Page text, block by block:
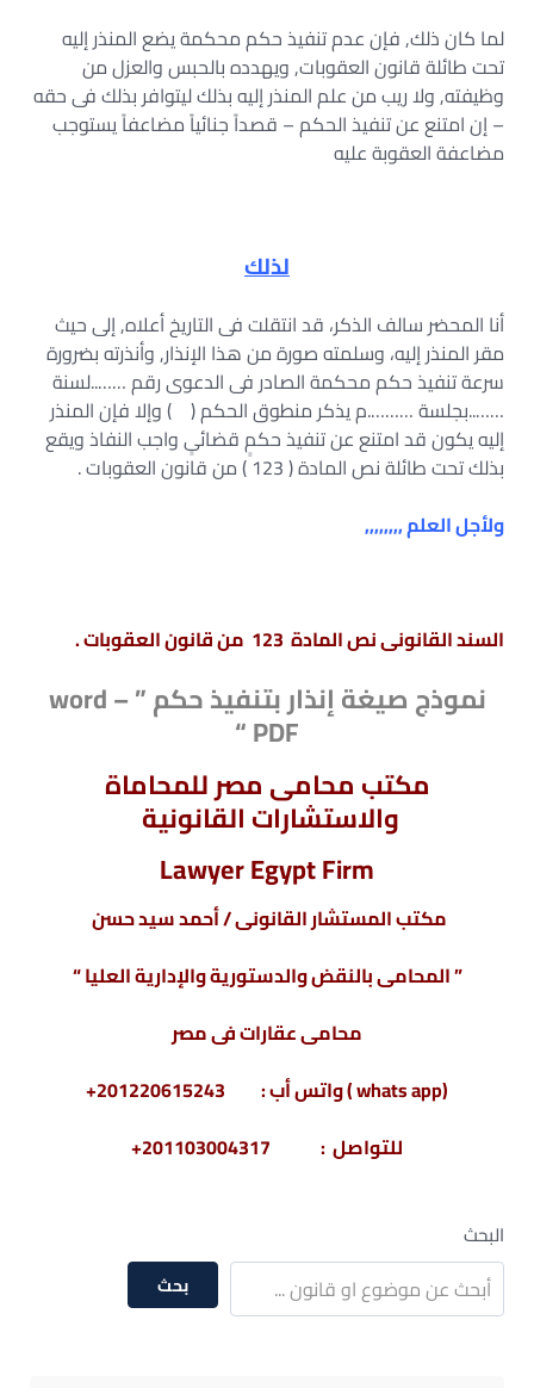
لما كان ذلك, فإن عدم تنفيذ حكم محكمة يضع المنذر إليه
تحت طائلة قانون العقوبات, ويهدده بالحبس والعزل من
وظيفته, ولا ريب من علم المنذر إليه بذلك ليتوافر بذلك فى حقه
– إن امتنع عن تنفيذ الحكم – قصداً جنائياً مضاعفاً يستوجب
مضاعفة العقوبة عليه
لذلك
أنا المحضر سالف الذكر، قد انتقلت فى التاريخ أعلاه, إلى حيث
مقر المنذر إليه، وسلمته صورة من هذا الإنذار, وأنذرته بضرورة
سرعة تنفيذ حكم محكمة الصادر فى الدعوى رقم ……..لسنة
……..بجلسة ……….م يذكر منطوق الحكم ( ) وإلا فإن المنذر
إليه يكون قد امتنع عن تنفيذ حكمٍ قضائىٍ واجب النفاذ ويقع
بذلك تحت طائلة نص المادة ( 123 ) من قانون العقوبات .
ولأجل العلم ,,,,,,,,
السند القانونى نص المادة 123 من قانون العقوبات .
نموذج صيغة إنذار بتنفيذ حكم ” word –
PDF “
مكتب محامى مصر للمحاماة
والاستشارات القانونية
Lawyer Egypt Firm
مكتب المستشار القانونى / أحمد سيد حسن
” المحامى بالنقض والدستورية والإدارية العليا “
محامى عقارات فى مصر
(whats app ) واتس أب : 201220615243+
للتواصل : 201103004317+
البحث
بحث